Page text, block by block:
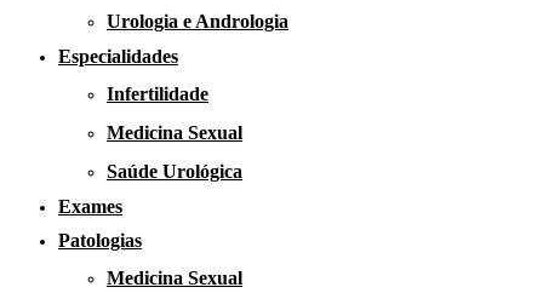
Urologia e Andrologia
Especialidades
Infertilidade
Medicina Sexual
Saúde Urológica
Exames
Patologias
Medicina Sexual